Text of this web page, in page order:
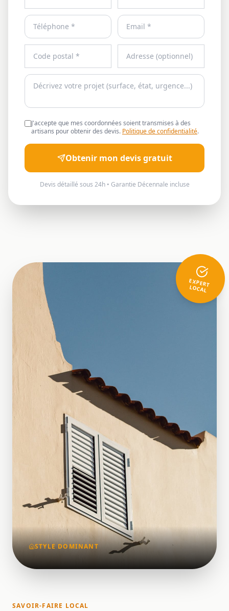
J'accepte que mes coordonnées soient transmises à des
artisans pour obtenir des devis. Politique de confidentialité.
Obtenir mon devis gratuit
Devis détaillé sous 24h • Garantie Décennale incluse
SAVOIR-FAIRE LOCAL
EXPERT
LOCAL
STYLE DOMINANT